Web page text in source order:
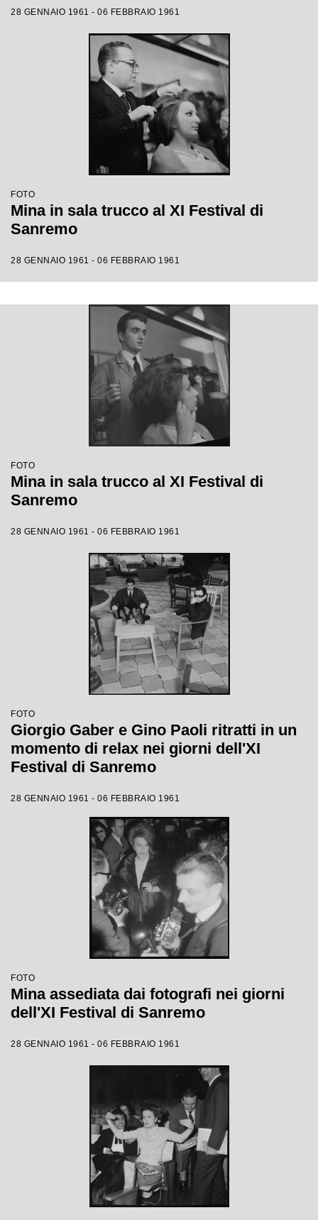
28 GENNAIO 1961 - 06 FEBBRAIO 1961
FOTO
Mina in sala trucco al XI Festival di
Sanremo
28 GENNAIO 1961 - 06 FEBBRAIO 1961
FOTO
Mina in sala trucco al XI Festival di
Sanremo
28 GENNAIO 1961 - 06 FEBBRAIO 1961
FOTO
Giorgio Gaber e Gino Paoli ritratti in un
momento di relax nei giorni dell'XI
Festival di Sanremo
28 GENNAIO 1961 - 06 FEBBRAIO 1961
FOTO
Mina assediata dai fotografi nei giorni
dell'XI Festival di Sanremo
28 GENNAIO 1961 - 06 FEBBRAIO 1961